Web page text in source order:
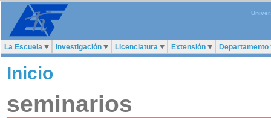
La Escuela Investigación Licenciatura Extensión Departamento
Inicio
seminarios